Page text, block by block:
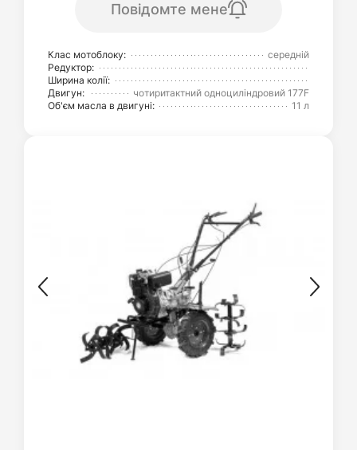
Повідомте мене
Клас мотоблоку:
середній
Редуктор:
Ширина колії:
Двигун:
чотиритактний одноциліндровий 177F
Об'єм масла в двигуні:
11 л